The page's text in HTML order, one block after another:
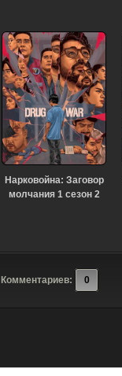
Нарковойна: Заговор
молчания 1 сезон 2
Комментариев: 0